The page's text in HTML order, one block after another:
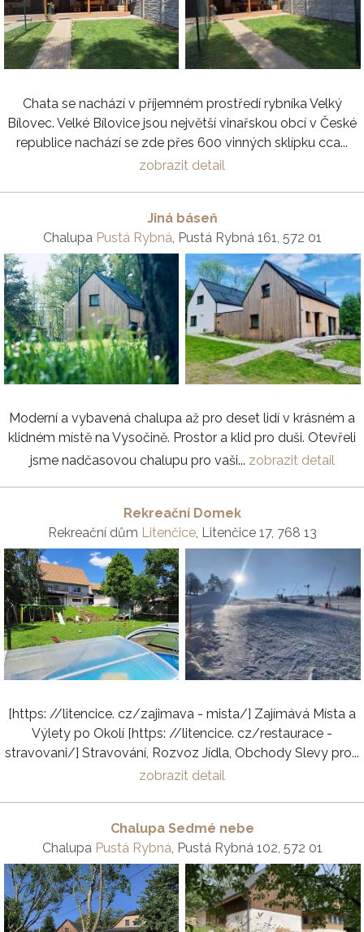
Chata se nachází v příjemném prostředí rybníka Velký
Bílovec. Velké Bílovice jsou největší vinařskou obcí v České
republice nachází se zde přes 600 vinných sklípku cca...
zobrazit detail
Jiná báseň
Chalupa Pustá Rybná , Pustá Rybná 161, 572 01
Moderní a vybavená chalupa až pro deset lidí v krásném a
klidném místě na Vysočině. Prostor a klid pro duši. Otevřeli
jsme nadčasovou chalupu pro vaši... zobrazit detail
Rekreační Domek
Rekreační dům Litenčice, Litenčice 17, 768 13
[https: //litencice. cz/zajimava - mista/] Zajímává Místa a
Výlety po Okolí [https: //litencice. cz/restaurace -
stravovani/] Stravování, Rozvoz Jídla, Obchody Slevy pro...
zobrazit detail
Chalupa Sedmé nebe
Chalupa Pustá Rybná , Pustá Rybná 102, 572 01